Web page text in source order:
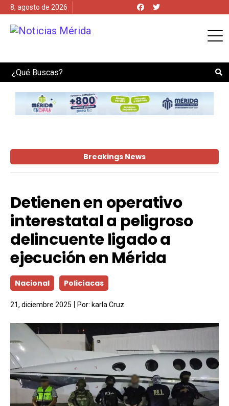
8, agosto de 2026
Search
Breakings News
Detienen en operativo
interestatal a peligroso
delincuente ligado a
ejecución en Mérida
Nacional Policíacas
21, diciembre 2025 Por: karla Cruz